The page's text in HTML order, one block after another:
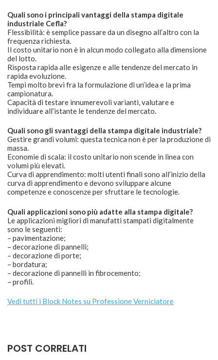
Quali sono i principali vantaggi della stampa digitale
industriale Cefla?
Flessibilità: è semplice passare da un disegno all’altro con la
frequenza richiesta.
Il costo unitario non è in alcun modo collegato alla dimensione
del lotto.
Risposta rapida alle esigenze e alle tendenze del mercato in
rapida evoluzione.
Tempi molto brevi fra la formulazione di un’idea e la prima
campionatura.
Capacità di testare innumerevoli varianti, valutare e
individuare all’istante le tendenze del mercato.
Quali sono gli svantaggi della stampa digitale industriale?
Gestire grandi volumi: questa tecnica non è per la produzione di
massa.
Economie di scala: il costo unitario non scende in linea con
volumi più elevati.
Curva di apprendimento: molti utenti finali sono all’inizio della
curva di apprendimento e devono sviluppare alcune
competenze e conoscenze per sfruttare le tecnologie.
Quali applicazioni sono più adatte alla stampa digitale?
Le applicazioni migliori di manufatti stampati digitalmente
sono le seguenti:
– pavimentazione;
– decorazione di pannelli;
– decorazione di porte;
– bordatura;
– decorazione di pannelli in fibrocemento;
– profili.
Vedi tutti i Block Notes su Professione Verniciatore
POST CORRELATI